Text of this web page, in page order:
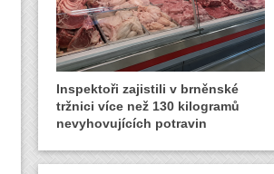
Inspektoři zajistili v brněnské
tržnici více než 130 kilogramů
nevyhovujících potravin